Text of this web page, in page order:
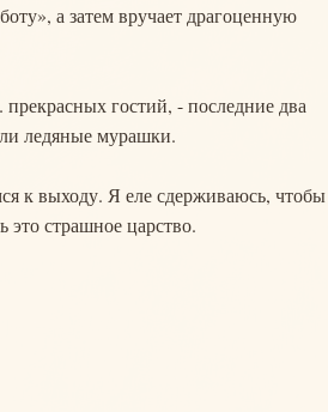
а затем вручает драгоценную
гостий, - последние два
ледяные мурашки.
к выходу. Я еле сдерживаюсь,
страшное царство.